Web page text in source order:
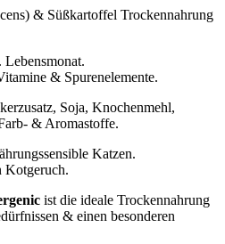
& Süßkartoffel Trockennahrung
Lebensmonat.
& Spurenelemente.​
Soja, Knochenmehl,
& Aromastoffe.
Katzen.
Kotgeruch.
ist die ideale Trockennahrung
& einen besonderen